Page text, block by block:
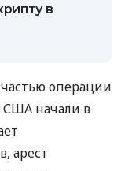
в
операции
США начали в
арест